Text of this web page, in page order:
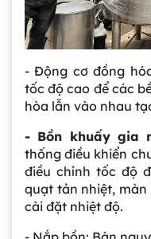
- Động cơ đồng
tốc độ cao để các
hòa lẫn vào nhau
- Bồn khuấy gia
thống điều khiển
điều chỉnh tốc độ
quạt tản nhiệt,
cài đặt nhiệt độ.